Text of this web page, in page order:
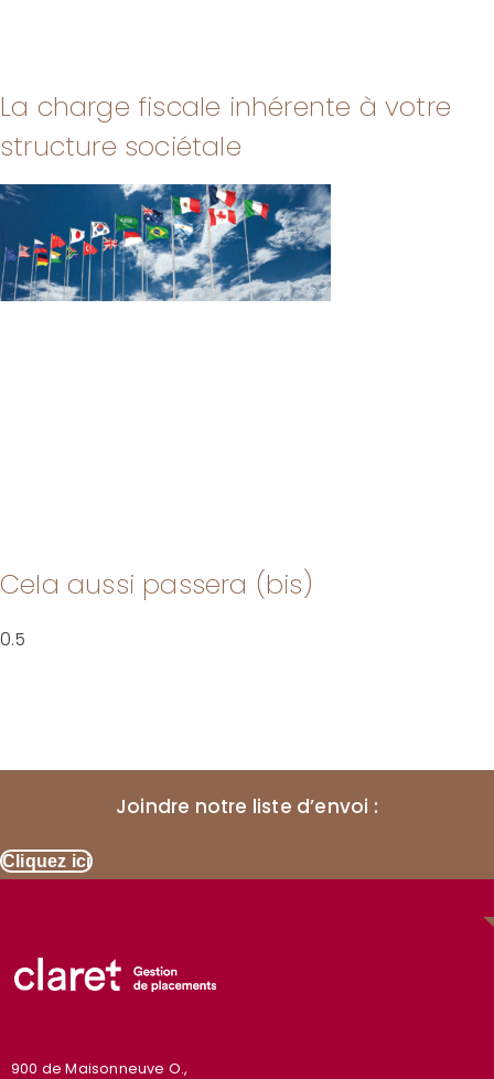
La charge fiscale inhérente à votre
structure sociétale
Cela aussi passera (bis)
Joindre notre liste d’envoi :
Cliquez ici
900 de Maisonneuve O.,